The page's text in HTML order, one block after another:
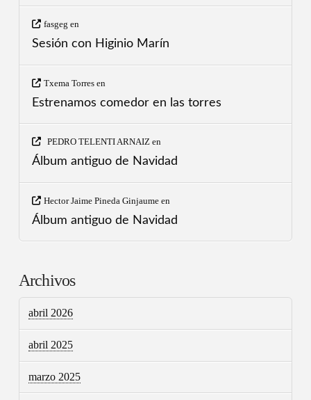
fasgeg en
Sesión con Higinio Marín
Txema Torresen
Estrenamos comedor en las torres
PEDRO TELENTI ARNAIZ en
Álbum antiguo de Navidad
Hector Jaime Pineda Ginjaumeen
Álbum antiguo de Navidad
Archivos
abril 2026
abril 2025
marzo 2025